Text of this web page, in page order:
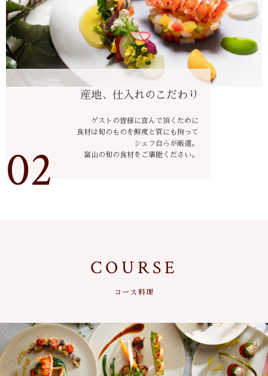
02
産地、仕入れのこだわり
ゲストの皆様に喜んで頂くために
食材は旬のものを鮮度と質にも拘って
シェフ自らが厳選。
富山の旬の食材をご堪能ください。
COURSE
コース料理